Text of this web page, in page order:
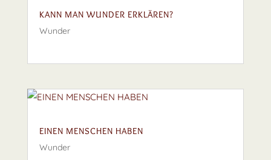
KANN MAN WUNDER ERKLÄREN?
Wunder
EINEN MENSCHEN HABEN
Wunder